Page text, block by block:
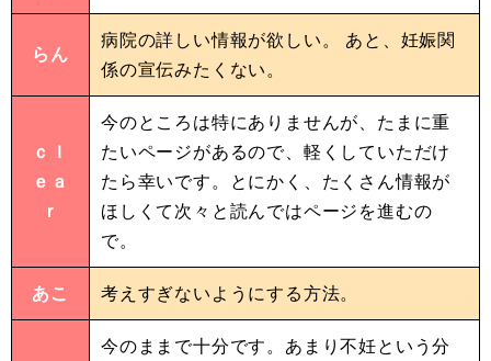
らん
病院の詳しい情報が欲しい。 あと、妊娠関
係の宣伝みたくない。
ｃｌ
ｅａ
ｒ
今のところは特にありませんが、たまに重
たいページがあるので、軽くしていただけ
たら幸いです。とにかく、たくさん情報が
ほしくて次々と読んではページを進むの
で。
あこ 考えすぎないようにする方法。
今のままで十分です。あまり不妊という分